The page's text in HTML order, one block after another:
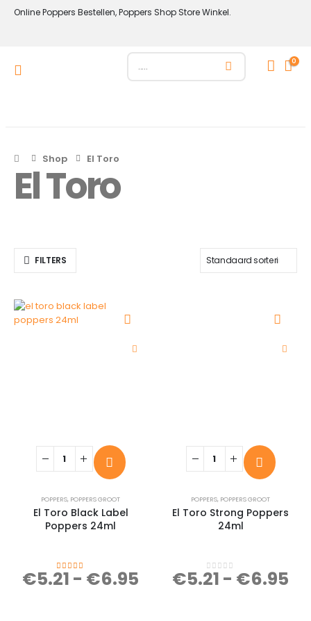
Online Poppers Bestellen, Poppers Shop Store Winkel.
0
Shop El Toro
El Toro
FILTERS
POPPERS, POPPERS GROOT
El Toro Black Label
Poppers 24ml
4.33out of 5
€5.21 - €6.95
POPPERS, POPPERS GROOT
El Toro Strong Poppers
24ml
0out of 5
€5.21 - €6.95